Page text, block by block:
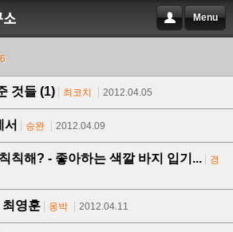
Menu
것들 (1) 최코치 2012.04.05
서 승완 2012.04.09
칙해? - 좋아하는 색깔 바지 입기...
경
최영훈 옹박 2012.04.11